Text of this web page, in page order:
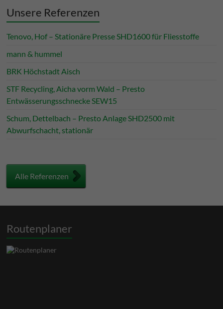
Unsere Referenzen
Tenovo, Hof – Stationäre Presse SHD1600 für Fliesstoffe
mann & hummel
BRK Höchstadt Aisch
STF Recycling, Aicha vorm Wald – Presto
Entwässerungsschnecke SEW15
Schum, Dettelbach – Presto Anlage SHD2500 mit
Abwurfschacht, stationär
Alle Referenzen
Routenplaner